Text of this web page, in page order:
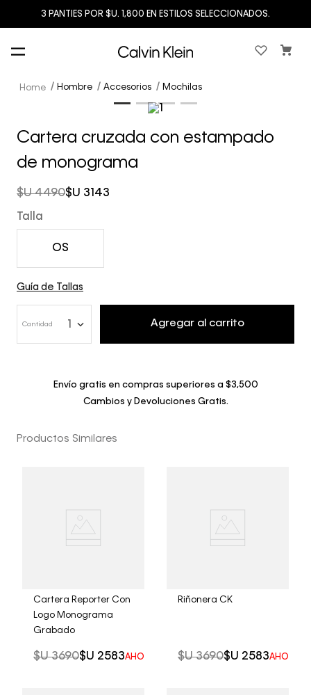
3 PANTIES POR $U. 1,800 EN ESTILOS SELECCIONADOS.
Hombre Accesorios Mochilas
Cartera cruzada con estampado
de monograma
$U 3143
$U 4490
Talla
OS
Guía de Tallas
Cantidad Agregar al carrito
Envío gratis en compras superiores a $3,500
Cambios y Devoluciones Gratis.
Productos Similares
Cartera Reporter Con
Logo Monograma
Grabado
$U 3690$U 2583AHORRO DEL30%
Riñonera CK
$U 3690$U 2583AHORRO